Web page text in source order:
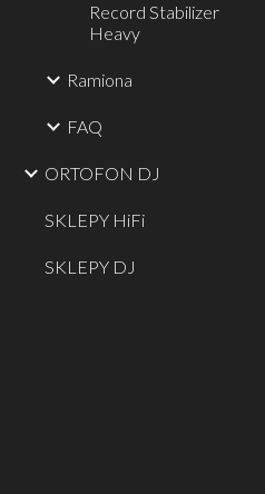
Record Stabilizer
Heavy
Ramiona
FAQ
ORTOFON DJ
SKLEPY HiFi
SKLEPY DJ